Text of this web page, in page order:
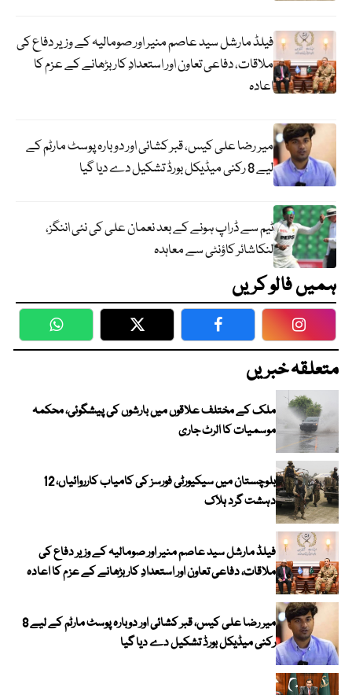
فیلڈ مارشل سید عاصم منیر اور صومالیہ کے وزیر دفاع کی
ملاقات، دفاعی تعاون اور استعدادِ کار بڑھانے کے عزم کا
اعادہ
میر رضا علی کیس، قبر کشائی اور دوبارہ پوسٹ مارٹم کے
لیے 8 رکنی میڈیکل بورڈ تشکیل دے دیا گیا
ٹیم سے ڈراپ ہونے کے بعد نعمان علی کی نئی اننگز،
لنکاشائر کاؤنٹی سے معاہدہ
ہمیں فالو کریں
WhatsApp Twitter Facebook
متعلقہ خبریں
ملک کے مختلف علاقوں میں بارشوں کی پیشگوئی، محکمہ
موسمیات کا الرٹ جاری
بلوچستان میں سیکیورٹی فورسز کی کامیاب کارروائیاں، 12
دہشت گرد ہلاک
فیلڈ مارشل سید عاصم منیر اور صومالیہ کے وزیر دفاع کی
ملاقات، دفاعی تعاون اور استعدادِ کار بڑھانے کے عزم کا اعادہ
میر رضا علی کیس، قبر کشائی اور دوبارہ پوسٹ مارٹم کے لیے 8
رکنی میڈیکل بورڈ تشکیل دے دیا گیا